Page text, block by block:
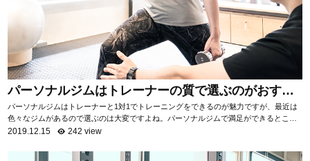
パーソナルジムはトレーナーの質で選ぶのがおすす
め！
パーソナルジムはトレーナーと1対1でトレーニングをできるのが魅力ですが、最近は
色々なジムがあるので選ぶのは大変ですよね。パーソナルジムで満足ができるところ
を選ぶためには「トレーナーの質を知る」ことがお...
2019.12.15 242 view